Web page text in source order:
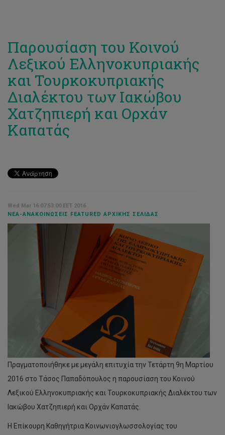
Παρουσίαση του Κοινού
Λεξικού Ελληνοκυπριακής
και Τουρκοκυπριακής
Διαλέκτου των Ιακώβου
Χατζηπιερή και Ορχάν
Καπατάς
Wed Mar 16 07:53:00 EET 2016
ΝΈΑ-ΑΝΑΚΟΙΝΏΣΕΙΣ FEATURED ΑΡΧΙΚΉΣ ΣΕΛΊΔΑΣ
Πραγματοποιήθηκε με μεγάλη επιτυχία την Τετάρτη 9η Μαρτίου
2016 στο Τάσος Παπαδόπουλος η παρουσίαση του Κοινού
Λεξικού Ελληνοκυπριακής και Τουρκοκυπριακής Διαλέκτου των
Ιακώβου Χατζηπιερή και Ορχάν Καπατάς.
Η Επίκουρη Καθηγήτρια Κοινωνιογλωσσολογίας του